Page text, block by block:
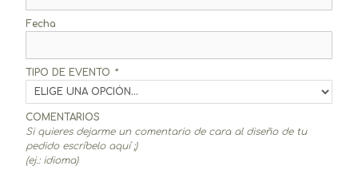
Fecha
TIPO DE EVENTO *
COMENTARIOS
Si quieres dejarme un comentario de cara al diseño de tu
pedido escríbelo aquí ;)
(ej.: idioma)